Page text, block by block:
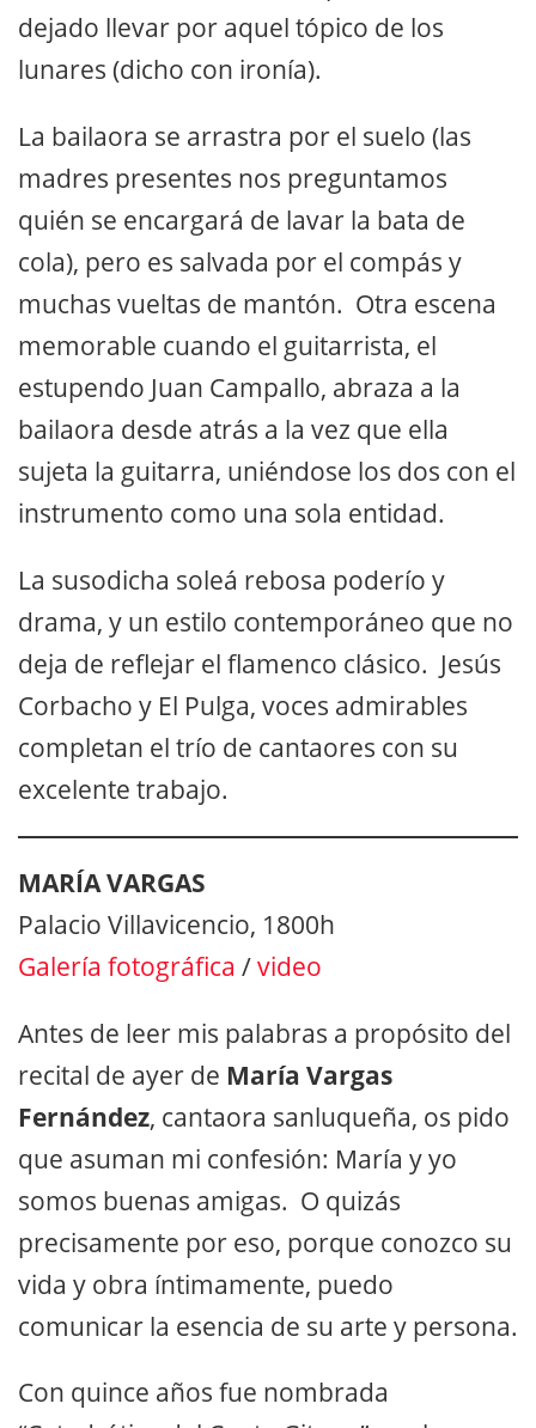
dejado llevar por aquel tópico de los
lunares (dicho con ironía).
La bailaora se arrastra por el suelo (las
madres presentes nos preguntamos
quién se encargará de lavar la bata de
cola), pero es salvada por el compás y
muchas vueltas de mantón. Otra escena
memorable cuando el guitarrista, el
estupendo Juan Campallo, abraza a la
bailaora desde atrás a la vez que ella
sujeta la guitarra, uniéndose los dos con el
instrumento como una sola entidad.
La susodicha soleá rebosa poderío y
drama, y un estilo contemporáneo que no
deja de reflejar el flamenco clásico. Jesús
Corbacho y El Pulga, voces admirables
completan el trío de cantaores con su
excelente trabajo.
MARÍA VARGAS
Palacio Villavicencio, 1800h
Galería fotográfica /video
Antes de leer mis palabras a propósito del
recital de ayer de María Vargas
Fernández, cantaora sanluqueña, os pido
que asuman mi confesión: María y yo
somos buenas amigas. O quizás
precisamente por eso, porque conozco su
vida y obra íntimamente, puedo
comunicar la esencia de su arte y persona.
Con quince años fue nombrada